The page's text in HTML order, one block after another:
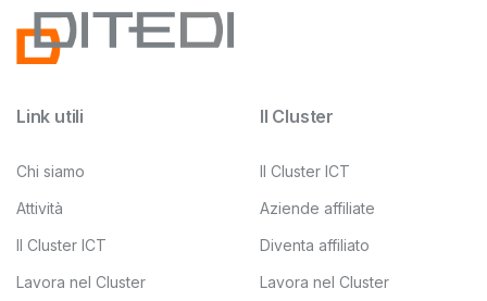
Link utili
Chi siamo
Attività
Il Cluster ICT
Lavora nel Cluster
Il Cluster
Il Cluster ICT
Aziende affiliate
Diventa affiliato
Lavora nel Cluster